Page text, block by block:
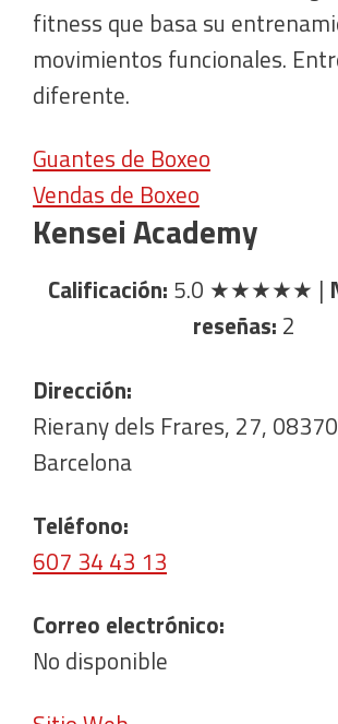
fitness que basa su
movimientos funcionales.
diferente.
Guantes de Boxeo
Vendas de Boxeo
Kensei Academy
Calificación: 5.0 ★★★★★ |
reseñas: 2
Dirección:
Rierany dels Frares, 27,
Barcelona
Teléfono:
607 34 43 13
Correo electrónico:
No disponible